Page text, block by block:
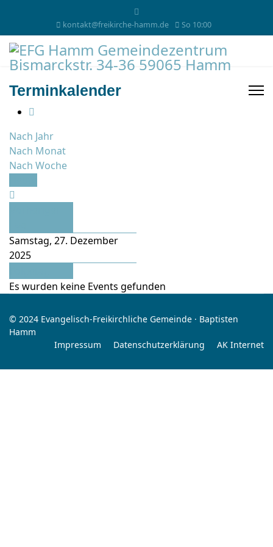
kontakt@freikirche-hamm.de So 10:00
Terminkalender
Nach Jahr
Nach Monat
Nach Woche
Samstag, 27. Dezember
2025
Es wurden keine Events gefunden
© 2024 Evangelisch-Freikirchliche Gemeinde · Baptisten
Hamm
Impressum
Datenschutzerklärung AK Internet